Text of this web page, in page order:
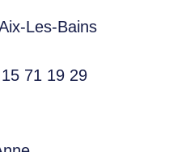
Les-Bains
71 19 29